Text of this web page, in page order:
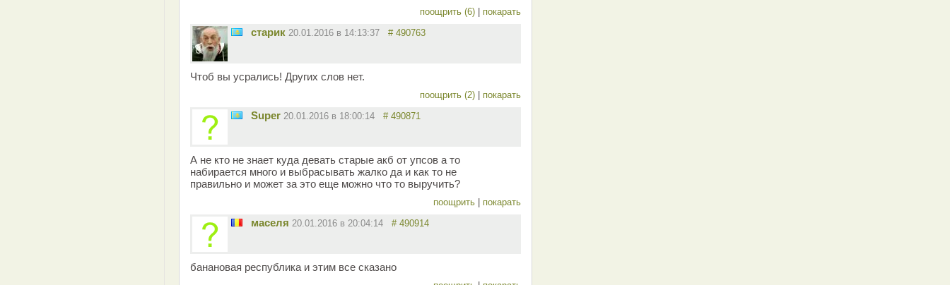
поощрить (6) покарать
старик 20.01.2016 в 14:13:37 # 490763
Чтоб вы усрались! Других слов нет.
поощрить (2) покарать
Super 20.01.2016 в 18:00:14 # 490871
А не кто не знает куда девать старые акб от упсов а то
набирается много и выбрасывать жалко да и как то не
правильно и может за это еще можно что то выручить?
поощрить покарать
маселя 20.01.2016 в 20:04:14 # 490914
банановая республика и этим все сказано